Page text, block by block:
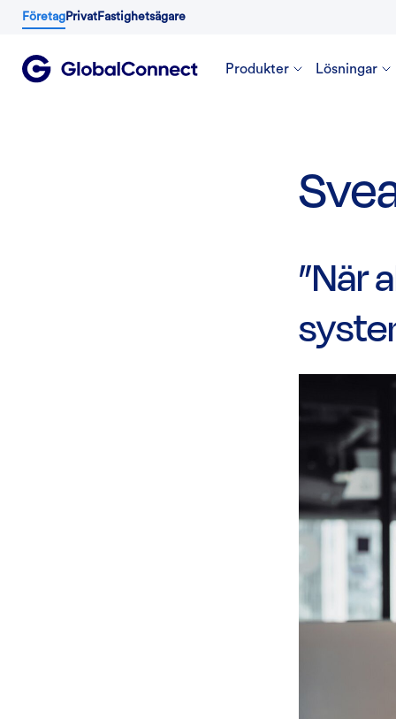
Företag Privat Fastighetsägare
Produkter Lösningar
”När